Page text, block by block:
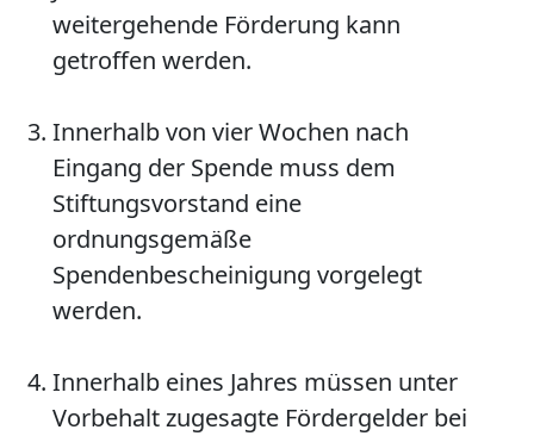
weitergehende Förderung kann
getroffen werden.
Innerhalb von vier Wochen nach
Eingang der Spende muss dem
Stiftungsvorstand eine
ordnungsgemäße
Spendenbescheinigung vorgelegt
werden.
Innerhalb eines Jahres müssen unter
Vorbehalt zugesagte Fördergelder bei